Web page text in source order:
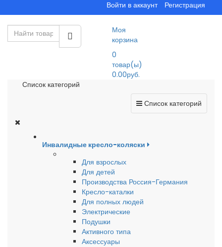
Войти в аккаунт Регистрация
Моя
корзина
0
товар(ы)
0.00руб.
Список категорий
Список категорий
Инвалидные кресло-коляски
Для взрослых
Для детей
Производства Россия-Германия
Кресло-каталки
Для полных людей
Электрические
Подушки
Активного типа
Аксессуары